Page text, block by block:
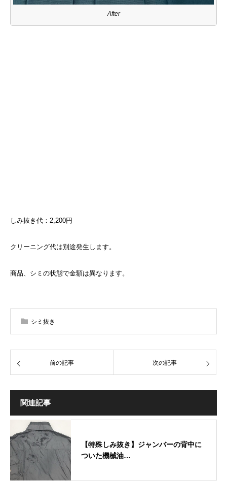
After
しみ抜き代：2,200円
クリーニング代は別途発生します。
商品、シミの状態で金額は異なります。
シミ抜き
前の記事 次の記事
関連記事
【特殊しみ抜き】ジャンバーの背中に
ついた機械油…